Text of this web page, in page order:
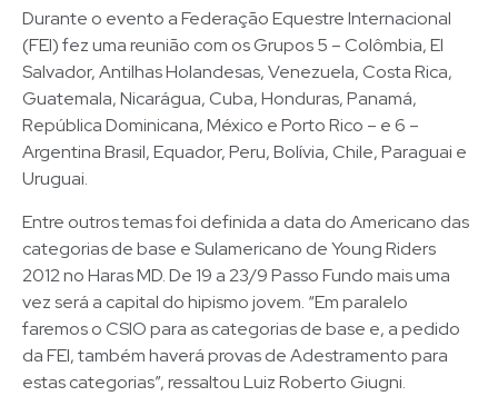
Durante o evento a Federação Equestre Internacional
(FEI) fez uma reunião com os Grupos 5 – Colômbia, El
Salvador, Antilhas Holandesas, Venezuela, Costa Rica,
Guatemala, Nicarágua, Cuba, Honduras, Panamá,
República Dominicana, México e Porto Rico – e 6 –
Argentina Brasil, Equador, Peru, Bolívia, Chile, Paraguai e
Uruguai.
Entre outros temas foi definida a data do Americano das
categorias de base e Sulamericano de Young Riders
2012 no Haras MD. De 19 a 23/9 Passo Fundo mais uma
vez será a capital do hipismo jovem. “Em paralelo
faremos o CSIO para as categorias de base e, a pedido
da FEI, também haverá provas de Adestramento para
estas categorias”, ressaltou Luiz Roberto Giugni.